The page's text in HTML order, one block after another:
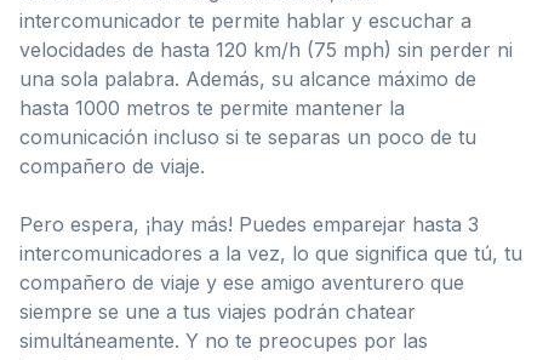
intercomunicador te permite hablar y escuchar a
velocidades de hasta 120 km/h (75 mph) sin perder ni
una sola palabra. Además, su alcance máximo de
hasta 1000 metros te permite mantener la
comunicación incluso si te separas un poco de tu
compañero de viaje.
Pero espera, ¡hay más! Puedes emparejar hasta 3
intercomunicadores a la vez, lo que significa que tú, tu
compañero de viaje y ese amigo aventurero que
siempre se une a tus viajes podrán chatear
simultáneamente. Y no te preocupes por las